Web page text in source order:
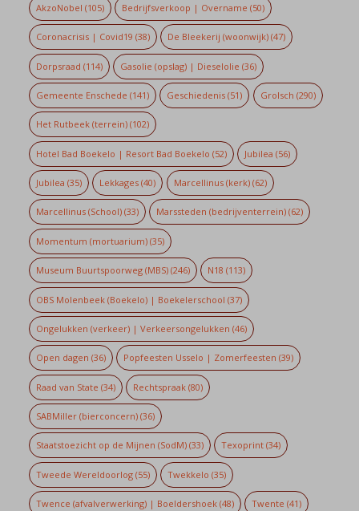
AkzoNobel (105) Bedrijfsverkoop | Overname (50)
Coronacrisis | Covid19 (38) De Bleekerij (woonwijk) (47)
Dorpsraad (114) Gasolie (opslag) | Dieselolie (36)
Gemeente Enschede (141) Geschiedenis (51) Grolsch (290)
Het Rutbeek (terrein)(102)
Hotel Bad Boekelo | Resort Bad Boekelo (52) Jubilea (56)
Jubilea (35) Lekkages (40) Marcellinus (kerk)(62)
Marcellinus (School)(33) Marssteden (bedrijventerrein) (62)
Momentum (mortuarium)(35)
Museum Buurtspoorweg (MBS)(246) N18 (113)
OBS Molenbeek (Boekelo) | Boekelerschool (37)
Ongelukken (verkeer) | Verkeersongelukken (46)
Open dagen (36) Popfeesten Usselo | Zomerfeesten (39)
Raad van State (34) Rechtspraak (80)
SABMiller (bierconcern)(36)
Staatstoezicht op de Mijnen (SodM)(33) Texoprint (34)
Tweede Wereldoorlog(55) Twekkelo (35)
Twence (afvalverwerking) | Boeldershoek(48) Twente (41)